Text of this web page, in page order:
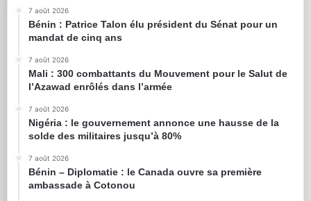
7 août 2026
Bénin : Patrice Talon élu président du Sénat pour un
mandat de cinq ans
7 août 2026
Mali : 300 combattants du Mouvement pour le Salut de
l’Azawad enrôlés dans l’armée
7 août 2026
Nigéria : le gouvernement annonce une hausse de la
solde des militaires jusqu’à 80%
7 août 2026
Bénin – Diplomatie : le Canada ouvre sa première
ambassade à Cotonou